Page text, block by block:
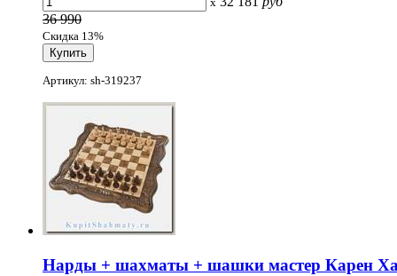
36 990
Скидка 13%
Артикул: sh-319237
Нарды + шахматы + шашки мастер Карен